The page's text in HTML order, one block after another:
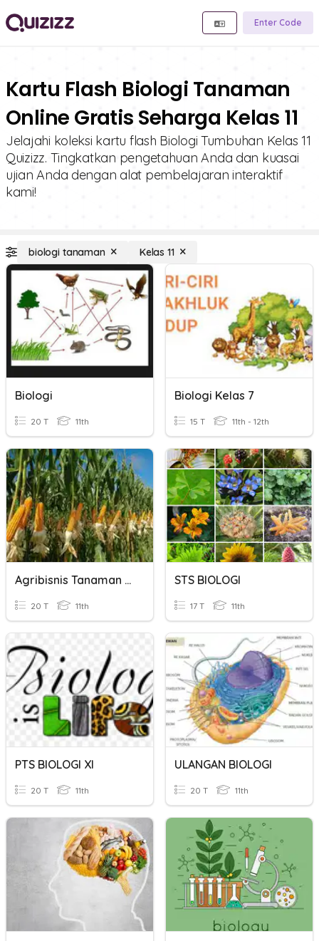
Enter Code
Kartu Flash Biologi Tanaman
Online Gratis Seharga Kelas 11
Jelajahi koleksi kartu flash Biologi Tumbuhan Kelas 11
Quizizz. Tingkatkan pengetahuan Anda dan kuasai
ujian Anda dengan alat pembelajaran interaktif
kami!
biologi tanaman Kelas 11
Biologi
20 T 11th
Biologi Kelas 7
15 T 11th - 12th
Agribisnis Tanaman Pangan
20 T 11th
STS BIOLOGI
17 T 11th
PTS BIOLOGI XI
20 T 11th
ULANGAN BIOLOGI
20 T 11th